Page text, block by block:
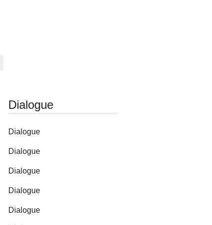
Dialogue
Dialogue
Dialogue
Dialogue
Dialogue
Dialogue